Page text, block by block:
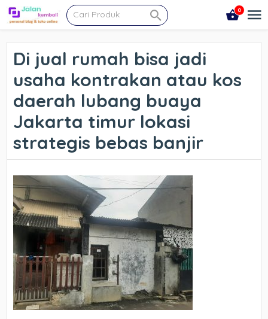
0
Di jual rumah bisa jadi
usaha kontrakan atau kos
daerah lubang buaya
Jakarta timur lokasi
strategis bebas banjir